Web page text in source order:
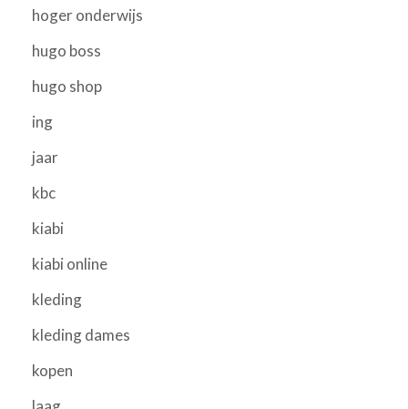
hoger onderwijs
hugo boss
hugo shop
ing
jaar
kbc
kiabi
kiabi online
kleding
kleding dames
kopen